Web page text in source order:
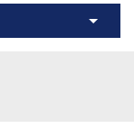
Avaa